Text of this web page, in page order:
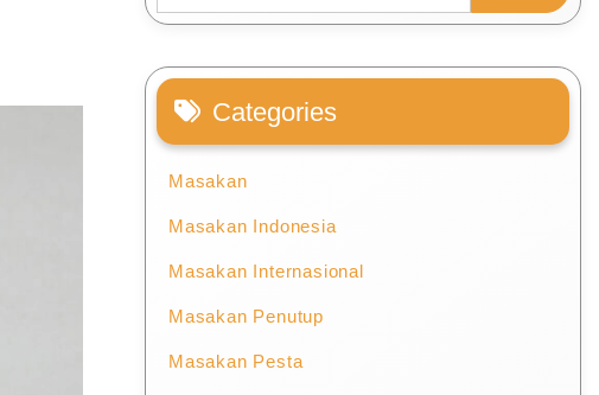
Categories
Masakan
Masakan Indonesia
Masakan Internasional
Masakan Penutup
Masakan Pesta